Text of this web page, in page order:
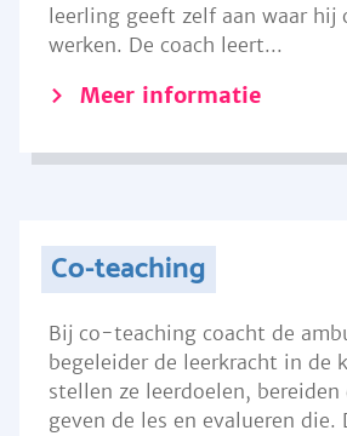
leerling geeft zelf aan waar hij
werken. De coach leert...
Meer informatie
Co-teaching
Bij co-teaching coacht de
begeleider de leerkracht in de
stellen ze leerdoelen, bereiden
geven de les en evalueren die.